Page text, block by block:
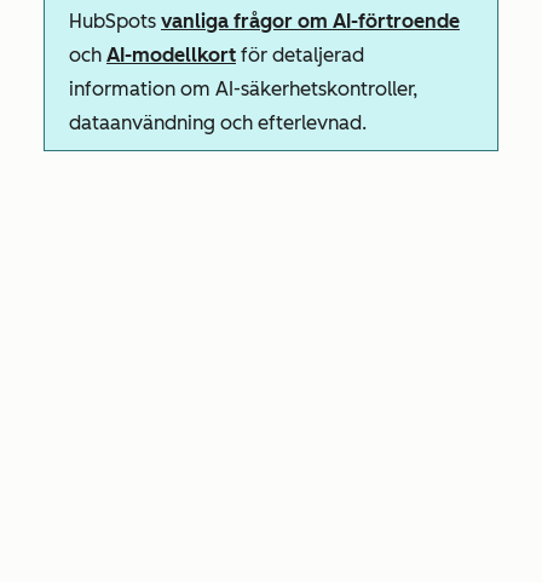
HubSpots vanliga frågor om AI-förtroende
och AI-modellkort för detaljerad
information om AI-säkerhetskontroller,
dataanvändning och efterlevnad.